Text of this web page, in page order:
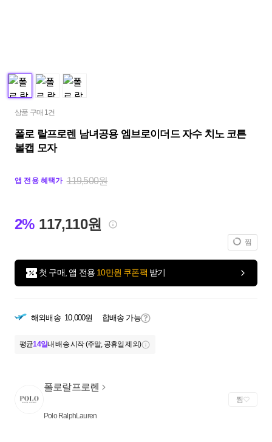
상품 구매 1건
폴로 랄프로렌 남녀공용 엠브로이더드 자수 치노 코튼
볼캡 모자
앱 전용 혜택가 119,500원
2% 117,110원
찜
첫 구매, 앱 전용 10만원 쿠폰팩 받기
해외배송 10,000원 합배송 가능
평균14일내 배송 시작 (주말, 공휴일 제외)
폴로랄프로렌
Polo RalphLauren
찜